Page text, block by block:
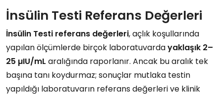
İnsülin Testi Referans Değerleri
İnsülin Testi referans değerleri, açlık koşullarında
yapılan ölçümlerde birçok laboratuvardayaklaşık 2–
25 µIU/mL aralığında raporlanır. Ancak bu aralık tek
başına tanı koydurmaz; sonuçlar mutlaka testin
yapıldığı laboratuvarın referans değerleri ve klinik